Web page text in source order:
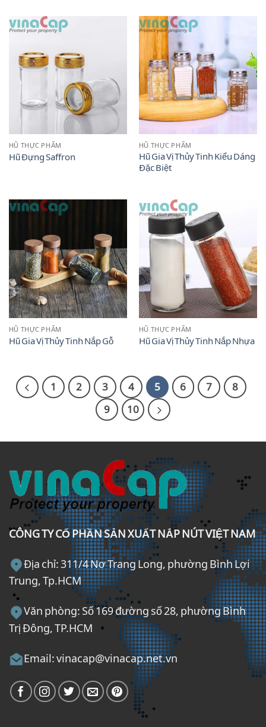
HŨ THỰC PHẨM
Hũ Đựng Saffron
HŨ THỰC PHẨM
Hũ Gia Vị Thủy Tinh Kiểu Dáng
Đặc Biệt
HŨ THỰC PHẨM
Hũ Gia Vị Thủy Tinh Nắp Gỗ
HŨ THỰC PHẨM
Hũ Gia Vị Thủy Tinh Nắp Nhựa
1 2 3 4 5 6 7
8
9
10
CÔNG TY CỔ PHẦN SẢN XUẤT NẮP NÚT VIỆT NAM
Địa chỉ: 311/4 Nơ Trang Long, phường Bình Lợi
Trung, Tp.HCM
Văn phòng: Số 169 đường số 28, phường Bình
Trị Đông, TP.HCM
Email: vinacap@vinacap.net.vn